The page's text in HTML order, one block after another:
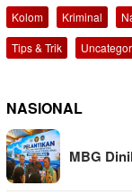
Kolom Kriminal
Tips & Trik
NASIONAL
MBG